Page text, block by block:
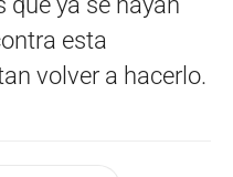
esta
volver a hacerlo.